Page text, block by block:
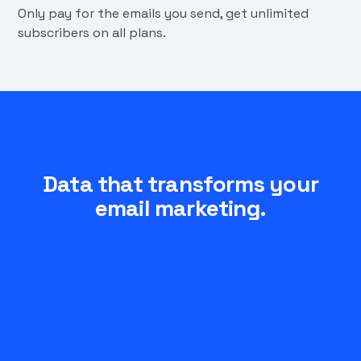
Only pay for the emails you send, get unlimited
subscribers on all plans.
Data that transforms your
email marketing.